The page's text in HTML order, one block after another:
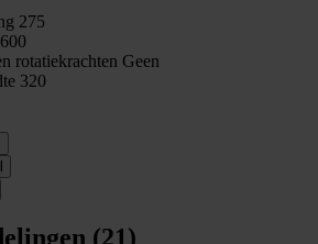
275
rotatiekrachten Geen
320
(21)